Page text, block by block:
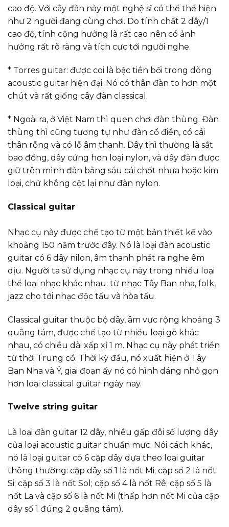
cao độ. Với cây đàn này một nghệ sĩ có thể thể hiện
như 2 người đang cùng chơi. Do tính chất 2 dây/1
cao độ, tính cộng hưởng là rất cao nên có ảnh
hưởng rất rõ ràng và tích cực tới người nghe.
* Torres guitar: được coi là bậc tiền bối trong dòng
acoustic guitar hiện đại. Nó có thân đàn to hơn một
chút và rất giống cây đàn classical.
* Ngoài ra, ở Việt Nam thì quen chơi đàn thùng. Đàn
thùng thì cũng tương tự như đàn cổ điển, có cái
thân rỗng và có lỗ âm thanh. Dây thì thường là sắt
bao đồng, dây cứng hơn loại nylon, và dây đàn được
giữ trên mình đàn bằng sáu cái chốt nhựa hoặc kim
loại, chứ không cột lại như đàn nylon.
Classical guitar
Nhạc cụ này được chế tạo từ một bản thiết kế vào
khoảng 150 năm trước đây. Nó là loại đàn acoustic
guitar có 6 dây nilon, âm thanh phát ra nghe êm
dịu. Người ta sử dụng nhạc cụ này trong nhiều loại
thể loại nhạc khác nhau: từ nhạc Tây Ban nha, folk,
jazz cho tới nhạc độc tấu và hòa tấu.
Classical guitar thuộc bộ dây, âm vực rộng khoảng 3
quãng tám, được chế tạo từ nhiều loại gỗ khác
nhau, có chiều dài xấp xỉ 1 m. Nhạc cụ này phát triển
từ thời Trung cổ. Thời kỳ đầu, nó xuất hiện ở Tây
Ban Nha và Ý, giai đoạn ấy nó có hình dáng nhỏ gọn
hơn loại classical guitar ngày nay.
Twelve string guitar
Là loại đàn guitar 12 dây, nhiều gấp đôi số lượng dây
của loại acoustic guitar chuẩn mực. Nói cách khác,
nó là loại guitar có 6 cặp dây dựa theo loại guitar
thông thường: cặp dây số 1 là nốt Mi; cặp số 2 là nốt
Si; cặp số 3 là nốt Sol; cặp số 4 là nốt Rê; cặp số 5 là
nốt La và cặp số 6 là nốt Mi (thấp hơn nốt Mi của cặp
dây số 1 đúng 2 quãng tám).